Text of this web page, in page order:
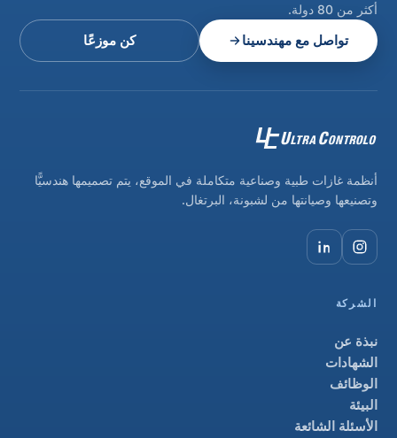
أكثر من 80 دولة.
تواصل مع مهندسينا كن موزعًا
أنظمة غازات طبية وصناعية متكاملة في الموقع، يتم تصميمها هندسيًّا
وتصنيعها وصيانتها من لشبونة، البرتغال.
الشركة
نبذة عن
الشهادات
الوظائف
البيئة
الأسئلة الشائعة